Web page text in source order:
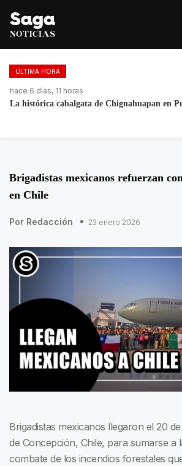
ÚLTIMA HORA
hace 2 días, 12 horas
Galilea Montijo celebra estar entre Los 50 más
Brigadistas mexicanos refuerzan
en Chile
Por Redacción 23 enero 2026
Brigadistas mexicanos llegaron el 20
de Concepción, Chile, para sumarse a
combate de los incendios forestales